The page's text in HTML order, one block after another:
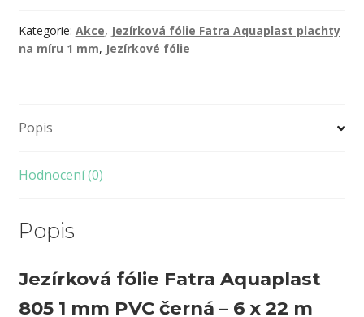
Kategorie: Akce, Jezírková fólie Fatra Aquaplast plachty
na míru 1 mm, Jezírkové fólie
Popis
Hodnocení (0)
Popis
Jezírková fólie Fatra Aquaplast
805 1 mm PVC černá – 6 x 22 m